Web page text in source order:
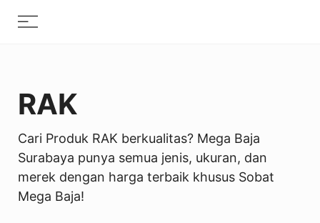
Menu
RAK
Cari Produk RAK berkualitas? Mega Baja
Surabaya punya semua jenis, ukuran, dan
merek dengan harga terbaik khusus Sobat
Mega Baja!